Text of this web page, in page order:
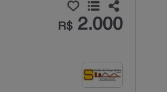
R$2.000